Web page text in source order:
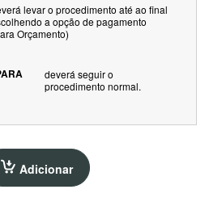
levar o procedimento até ao final
a opção de pagamento
Orçamento)
deverá seguir o
procedimento normal.
Adicionar